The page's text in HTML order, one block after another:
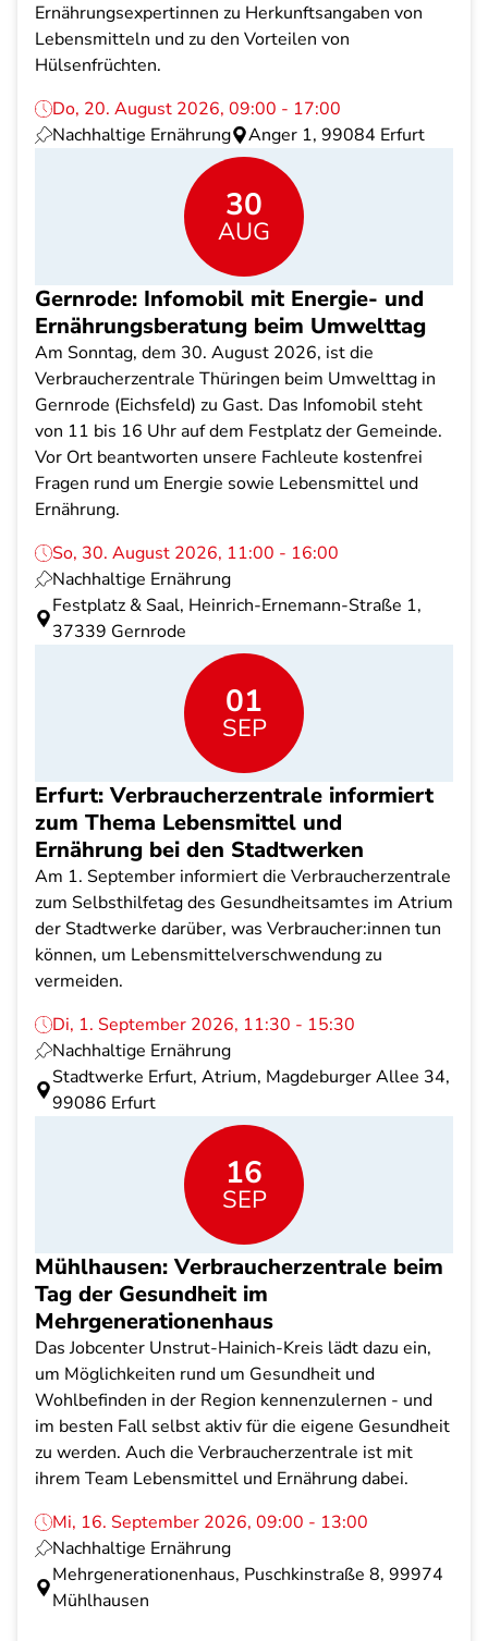
Ernährungsexpertinnen zu Herkunftsangaben von
Lebensmitteln und zu den Vorteilen von
Hülsenfrüchten.
Do, 20. August 2026, 09:00 - 17:00
Nachhaltige Ernährung
Anger 1, 99084 Erfurt
30
AUG
Gernrode: Infomobil mit Energie- und
Ernährungsberatung beim Umwelttag
Am Sonntag, dem 30. August 2026, ist die
Verbraucherzentrale Thüringen beim Umwelttag in
Gernrode (Eichsfeld) zu Gast. Das Infomobil steht
von 11 bis 16 Uhr auf dem Festplatz der Gemeinde.
Vor Ort beantworten unsere Fachleute kostenfrei
Fragen rund um Energie sowie Lebensmittel und
Ernährung.
So, 30. August 2026, 11:00 - 16:00
Nachhaltige Ernährung
Festplatz & Saal, Heinrich-Ernemann-Straße 1,
37339 Gernrode
01
SEP
Erfurt: Verbraucherzentrale informiert
zum Thema Lebensmittel und
Ernährung bei den Stadtwerken
Am 1. September informiert die Verbraucherzentrale
zum Selbsthilfetag des Gesundheitsamtes im Atrium
der Stadtwerke darüber, was Verbraucher:innen tun
können, um Lebensmittelverschwendung zu
vermeiden.
Di, 1. September 2026, 11:30 - 15:30
Nachhaltige Ernährung
Stadtwerke Erfurt, Atrium, Magdeburger Allee 34,
99086 Erfurt
16
SEP
Mühlhausen: Verbraucherzentrale beim
Tag der Gesundheit im
Mehrgenerationenhaus
Das Jobcenter Unstrut-Hainich-Kreis lädt dazu ein,
um Möglichkeiten rund um Gesundheit und
Wohlbefinden in der Region kennenzulernen - und
im besten Fall selbst aktiv für die eigene Gesundheit
zu werden. Auch die Verbraucherzentrale ist mit
ihrem Team Lebensmittel und Ernährung dabei.
Mi, 16. September 2026, 09:00 - 13:00
Nachhaltige Ernährung
Mehrgenerationenhaus, Puschkinstraße 8, 99974
Mühlhausen